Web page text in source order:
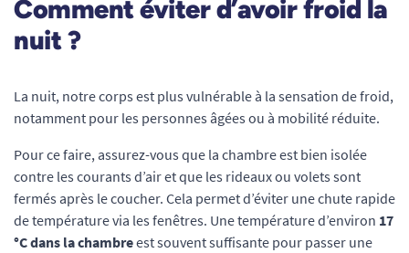
Comment éviter d’avoir froid la
nuit ?
La nuit, notre corps est plus vulnérable à la sensation de froid,
notamment pour les personnes âgées ou à mobilité réduite.
Pour ce faire, assurez-vous que la chambre est bien isolée
contre les courants d’air et que les rideaux ou volets sont
fermés après le coucher. Cela permet d’éviter une chute rapide
de température via les fenêtres. Une température d’environ 17
°C dans la chambreest souvent suffisante pour passer une